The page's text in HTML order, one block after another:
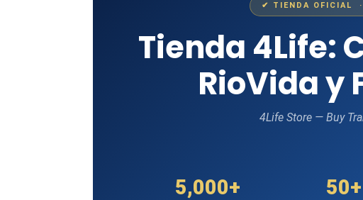
✔ TIENDA OFICIAL
Tienda 4Life:
RioVida y
4Life Store — Buy
5,000+ 50+